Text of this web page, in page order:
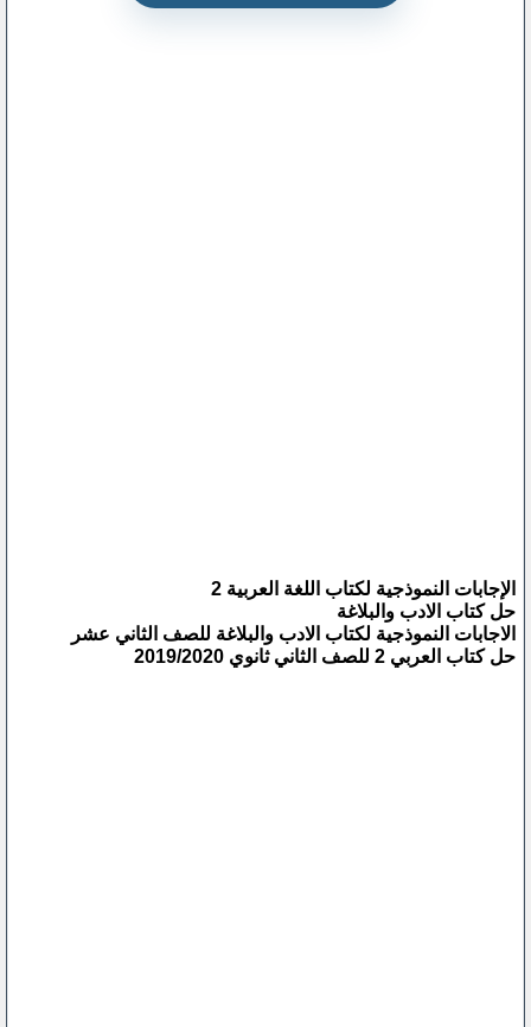
الإجابات النموذجية لكتاب اللغة العربية 2
حل كتاب الادب والبلاغة
الاجابات النموذجية لكتاب الادب والبلاغة للصف الثاني عشر
حل كتاب العربي 2 للصف الثاني ثانوي 2019/2020